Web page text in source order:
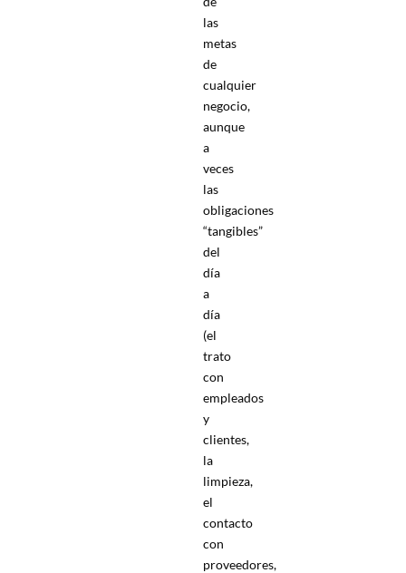
las
metas
de
cualquier
negocio,
aunque
a
veces
las
obligaciones
“tangibles”
del
día
a
día
(el
trato
con
empleados
y
clientes,
la
limpieza,
el
contacto
con
proveedores,